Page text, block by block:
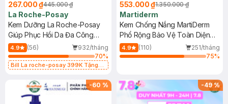
267.000 ₫445.000 ₫
La Roche-Posay
Kem Dưỡng La Roche-Posay
Giúp Phục Hồi Da Đa Công
Dụng 40ml
4.9 (56)
932/tháng
70%
Bill La roche-posay 399K Tặng
(SL có hạn)
553.000 ₫1.350.000 ₫
Martiderm
Kem Chống Nắng MartiDerm
Phổ Rộng Bảo Vệ Toàn Diện
40ml
4.9 (110)
251/tháng
75%
-60 % -49%